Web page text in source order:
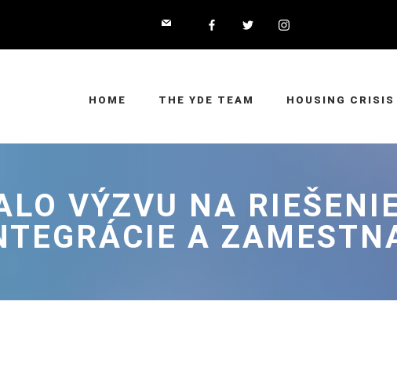
HOME THE YDE TEAM HOUSING CRISIS
VÝZVU NA
A